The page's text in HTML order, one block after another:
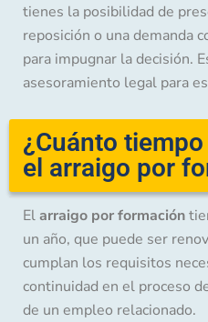
tienes la posibilidad de
reposición o una demanda
para impugnar la decisión.
asesoramiento legal para
¿Cuánto
el arraigo por
Elarraigo por formación
un año, que puede ser
cumplan los requisitos
continuidad en el proceso
de un empleo relacionado.